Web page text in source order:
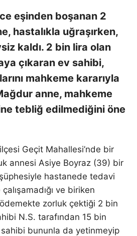
eşinden boşanan 2
hastalıkla uğraşırken,
kaldı. 2 bin lira olan
çıkaran ev sahibi,
mahkeme kararıyla
anne, mahkeme
tebliğ edilmediğini öne
Geçit Mahallesi’nde bir
annesi Asiye Boyraz (39) bir
hastanede tedavi
ve biriken
zorluk çektiği 2 bin
N.S. tarafından 15 bin
bununla da yetinmeyip